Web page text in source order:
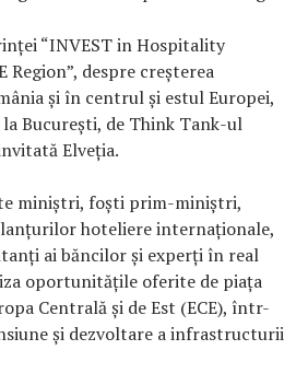
“INVEST in Hospitality
Region”, despre creşterea
şi în centrul şi estul Europei,
Bucureşti, de Think Tank-ul
Elveţia.
miniştri, foşti prim-miniştri,
lanţurilor hoteliere internaţionale,
ai băncilor şi experţi în real
oportunităţile oferite de piaţa
Centrală şi de Est (ECE), într-
şi dezvoltare a infrastructurii